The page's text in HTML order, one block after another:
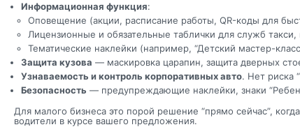
Информационная функция:
Оповещение (акции, расписание работы, QR-коды для
Лицензионные и обязательные таблички для служб такси,
Тематические наклейки (например, “Детский мастер-
Защита кузова — маскировка царапин, защита дверных
Узнаваемость и контроль корпоративных авто. Нет риска
Безопасность — предупреждающие наклейки, знаки
Для малого бизнеса это порой решение “прямо сейчас”,
водители в курсе вашего предложения.